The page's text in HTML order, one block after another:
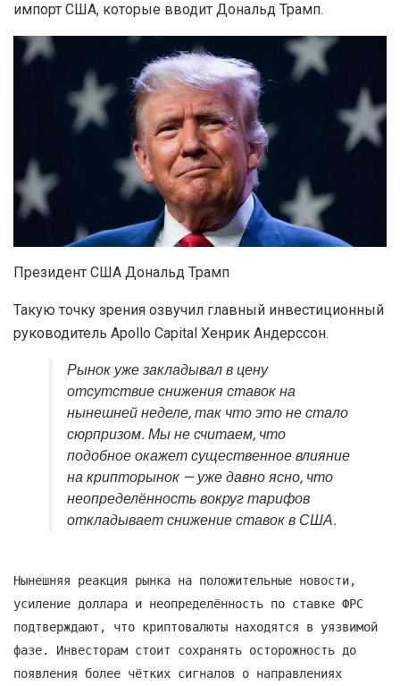
импорт США, которые вводит Дональд Трамп.
Президент США Дональд Трамп
Такую точку зрения озвучил главный инвестиционный
руководитель Apollo Capital Хенрик Андерссон.
Рынок уже закладывал в цену
отсутствие снижения ставок на
нынешней неделе, так что это не стало
сюрпризом. Мы не считаем, что
подобное окажет существенное влияние
на крипторынок — уже давно ясно, что
неопределённость вокруг тарифов
откладывает снижение ставок в США.
Нынешняя реакция рынка на положительные новости,
усиление доллара и неопределённость по ставке ФРС
подтверждают, что криптовалюты находятся в уязвимой
фазе. Инвесторам стоит сохранять осторожность до
появления более чётких сигналов о направлениях